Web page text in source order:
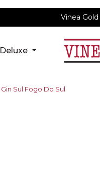
Vinea Gold
Deluxe
Gin Sul Fogo Do Sul